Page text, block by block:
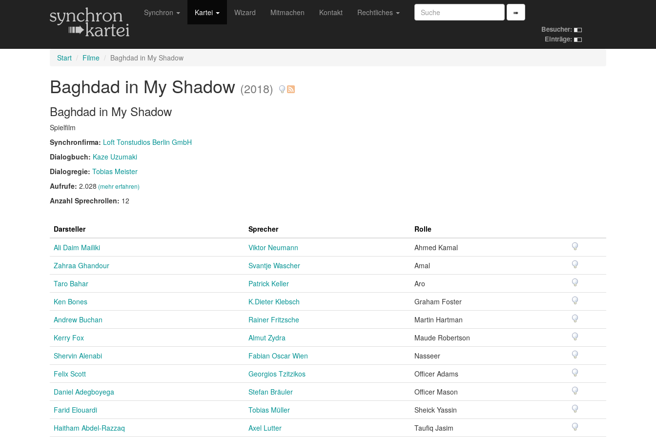
Synchron Kartei Wizard Mitmachen Kontakt Rechtliches ➠
Besucher:
Einträge:
Start Filme Baghdad in My Shadow
Baghdad in My Shadow (2018)
Baghdad in My Shadow
Spielfilm
Synchronfirma: Loft Tonstudios Berlin GmbH
Dialogbuch: Kaze Uzumaki
Dialogregie: Tobias Meister
Aufrufe: 2.028 (mehr erfahren)
Anzahl Sprechrollen: 12
Darsteller Sprecher
Rolle
Ali Daim Mailiki
Viktor Neumann
Ahmed Kamal
Zahraa Ghandour
Svantje Wascher
Amal
Taro Bahar
Patrick Keller
Aro
Ken Bones
K.Dieter Klebsch
Graham Foster
Andrew Buchan
Rainer Fritzsche
Martin Hartman
Kerry Fox
Almut Zydra
Maude Robertson
Shervin Alenabi
Fabian Oscar Wien
Nasseer
Felix Scott
Georgios Tzitzikos
Officer Adams
Daniel Adegboyega
Stefan Bräuler
Officer Mason
Farid Elouardi
Tobias Müller
Sheick Yassin
Haitham Abdel-Razzaq
Axel Lutter Taufiq Jasim